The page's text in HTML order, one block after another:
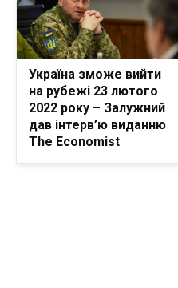
Україна зможе вийти
на рубежі 23 лютого
2022 року – Залужний
дав інтерв’ю виданню
The Economist